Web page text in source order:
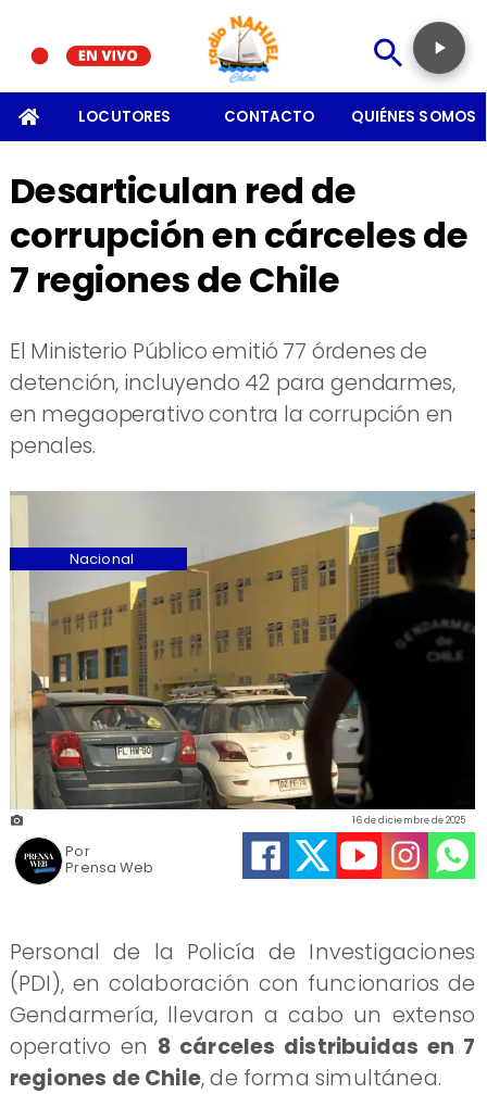
LOCUTORES CONTACTO QUIÉNES SOMOS
Desarticulan red de
corrupción en cárceles de
7 regiones de Chile
El Ministerio Público emitió 77 órdenes de
detención, incluyendo 42 para gendarmes,
en megaoperativo contra la corrupción en
penales.
Prensa Web
16 de diciembre de 2025
Nacional
Por
Personal de la Policía de Investigaciones
(PDI), en colaboración con funcionarios de
Gendarmería, llevaron a cabo un extenso
operativo en 8 cárceles distribuidas en 7
regiones de Chile, de forma simultánea.